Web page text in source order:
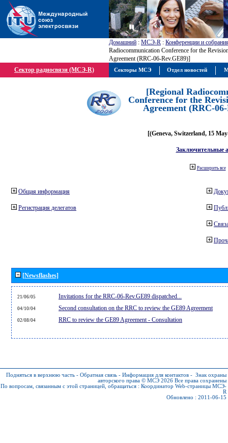
Домашний : МСЭ-R : Конференции и
Radiocommunication Conference for the
Agreement (RRC-06-Rev.GE89)]
Сектор радиосвязи (МСЭ-R)
[Regional
Conference for the
Agreement (RRC-
[(Geneva, Switzerland, 15
Заключительные
Расширить все
Общая информация
Регистрация делегатов
[Newsflashes]
21/06/05 Invitations for the RRC-06-Rev.GE89 dispatched...
04/10/04 Second consultation on the RRC to review the GE89 Agreement
02/08/04 RRC to review the GE89 Agreement - Consultation
Подняться в верхнюю часть - Обратная связь - Информация для контактов - Знак охраны
авторского права © МСЭ 2026 Все права сохранены
По вопросам, связанным с этой страницей, обращаться : Координатор Web-страницы МСЭ-
R
Обновлено : 2011-06-15
Секторы МСЭ Отдел новостей